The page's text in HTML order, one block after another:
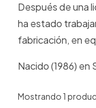
Después de una
ha estado
fabricación, en
Nacido (1986) en
Mostrando 1